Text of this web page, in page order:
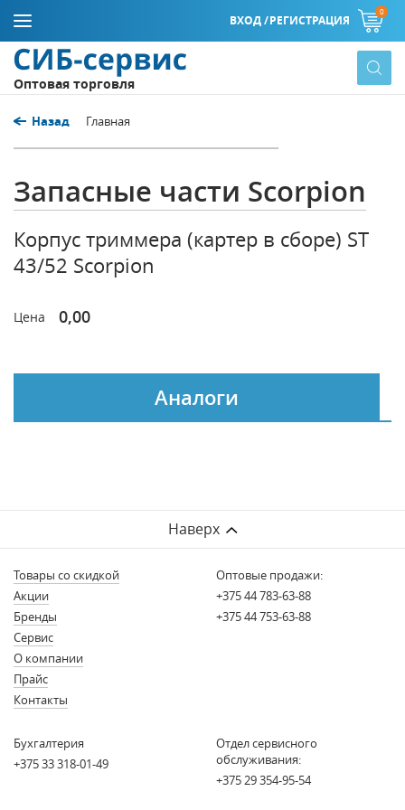
ВХОД /РЕГИСТРАЦИЯ
0
Оптовая торговля
Назад Главная
Запасные части Scorpion
Корпус триммера (картер в сборе) ST
43/52 Scorpion
Цена 0,00
Аналоги
Наверх
Товары со скидкой
Акции
Бренды
Сервис
О компании
Прайс
Контакты
Оптовые продажи:
+375 44 783-63-88
+375 44 753-63-88
Бухгалтерия
+375 33 318-01-49
Отдел сервисного
обслуживания:
+375 29 354-95-54